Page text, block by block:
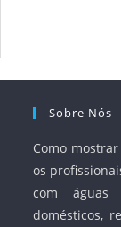
Sobre Nós
Como
os
com águas
domésticos,